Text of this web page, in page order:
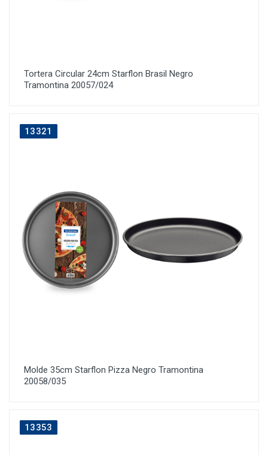
Tortera Circular 24cm Starflon Brasil Negro
Tramontina 20057/024
13321
Molde 35cm Starflon Pizza Negro Tramontina
20058/035
13353